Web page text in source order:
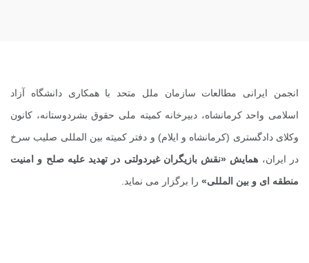
انجمن ایرانی مطالعات سازمان ملل متحد با همکاری دانشگاه آزاد
اسلامی واحد کرمانشاه، دبیرخانه کمیته ملی حقوق بشردوستانه، کانون
وکلای دادگستری (کرمانشاه و ایلام) و دفتر کمیته بین المللی صلیب سرخ
در ایران، همایش «نقش بازیگران غیردولتی در تهدید علیه صلح و امنیت
منطقه ای و بین المللی» را برگزار می نماید.